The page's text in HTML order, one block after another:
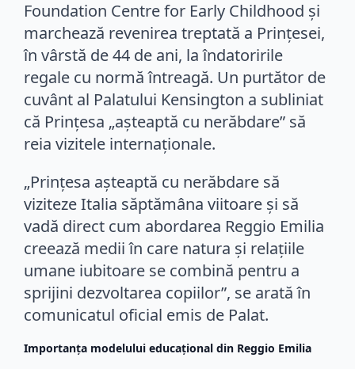
Foundation Centre for Early Childhood și
marchează revenirea treptată a Prințesei,
în vârstă de 44 de ani, la îndatoririle
regale cu normă întreagă. Un purtător de
cuvânt al Palatului Kensington a subliniat
că Prințesa „așteaptă cu nerăbdare” să
reia vizitele internaționale.
„Prințesa așteaptă cu nerăbdare să
viziteze Italia săptămâna viitoare și să
vadă direct cum abordarea Reggio Emilia
creează medii în care natura și relațiile
umane iubitoare se combină pentru a
sprijini dezvoltarea copiilor”, se arată în
comunicatul oficial emis de Palat.
Importanța modelului educațional din Reggio Emilia